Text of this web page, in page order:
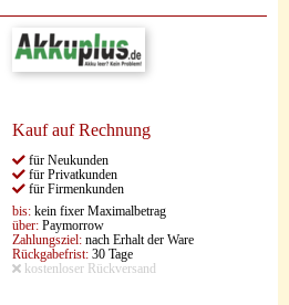
Kauf auf Rechnung
für Neukunden
für Privatkunden
für Firmenkunden
bis: kein fixer Maximalbetrag
über: Paymorrow
Zahlungsziel: nach Erhalt der Ware
Rückgabefrist: 30 Tage
kostenloser Rückversand